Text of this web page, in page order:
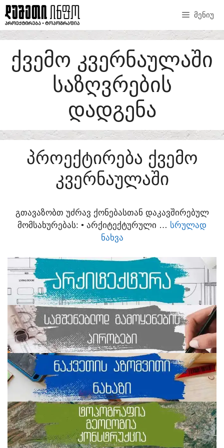
SKIP
TO
CONTENT
ᲛᲔᲜᲘᲣ
ᲥᲕᲔᲛᲝ ᲙᲕᲔᲠᲜᲐᲣᲚᲐᲨᲘ
ᲡᲐᲖᲦᲕᲠᲔᲑᲘᲡ
ᲓᲐᲓᲒᲔᲜᲐ
ᲞᲠᲝᲔᲥᲢᲘᲠᲔᲑᲐ ᲥᲕᲔᲛᲝ
ᲙᲕᲔᲠᲜᲐᲣᲚᲐᲨᲘ
ᲒᲗᲐᲕᲐᲖᲝᲑᲗ ᲣᲫᲠᲐᲕ ᲥᲝᲜᲔᲑᲐᲡᲗᲐᲜ ᲓᲐᲙᲐᲕᲨᲘᲠᲔᲑᲣᲚ
ᲛᲝᲛᲡᲐᲮᲣᲠᲔᲑᲐᲡ:​ • ᲐᲠᲥᲘᲢᲔᲥᲢᲣᲠᲣᲚᲘ … ᲡᲠᲣᲚᲐᲓ
ᲜᲐᲮᲕᲐ